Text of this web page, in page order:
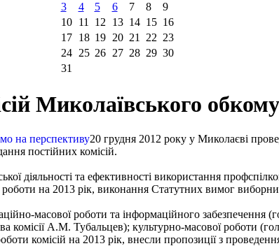
3
4 5 6 7 8
9
10
11 12 13 14 15 16
17
18 19 20 21 22 23
24
25 26 27 28 29 30
31
Миколаївського
20 грудня 2012 року у Миколаєві
постійних комісій.
діяльності та ефективності використання
роботи на 2013 рік, виконання Статутних вимог
масової роботи та інформаційного забезпечення
комісії А.М. Тубальцев); культурно-масової роботи
комісій на 2013 рік, внесли пропозиції з